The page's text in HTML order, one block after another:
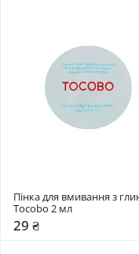
Пінка для вмивання з
Tocobo 2 мл
29 ₴